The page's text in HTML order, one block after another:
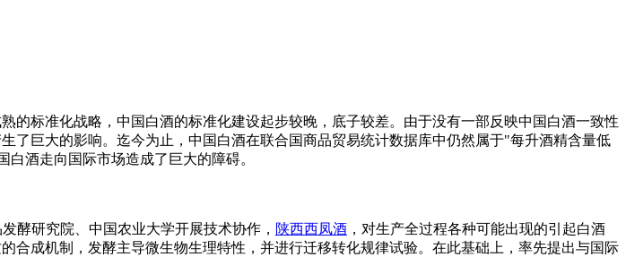
标准化战略，中国白酒的标准化建设起步较晚，底子较差。由于没有一部反映中国白酒一致性
了巨大的影响。迄今为止，中国白酒在联合国商品贸易统计数据库中仍然属于"每升酒精含量低
酒走向国际市场造成了巨大的障碍。
研究院、中国农业大学开展技术协作， 陕西西凤酒 ，对生产全过程各种可能出现的引起白酒
成机制，发酵主导微生物生理特性，并进行迁移转化规律试验。在此基础上，率先提出与国际